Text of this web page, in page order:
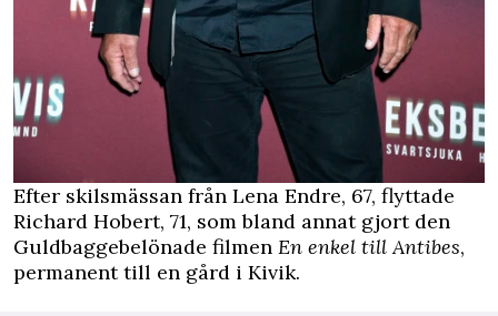
Efter skilsmässan från Lena Endre, 67, flyttade
Richard Hobert, 71, som bland annat gjort den
Guldbaggebelönade filmen En enkel till Antibes,
permanent till en gård i Kivik.